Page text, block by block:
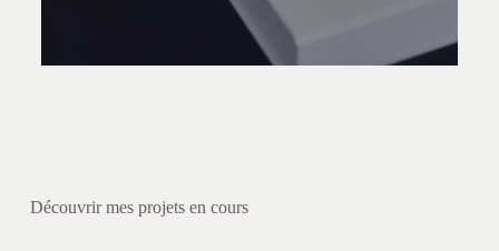
Découvrir mes projets en cours